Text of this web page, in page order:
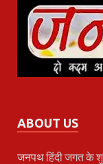
ABOUT US
जनपथहिंदी जगत के